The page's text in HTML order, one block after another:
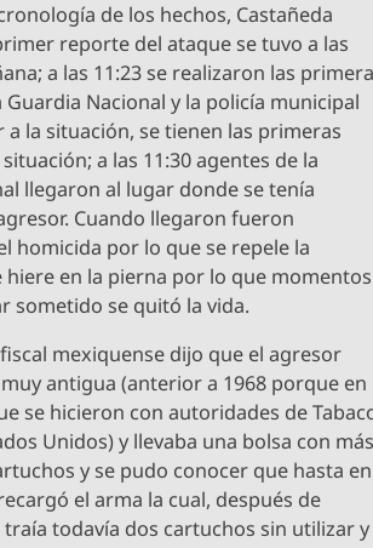
de los hechos, Castañeda
reporte del ataque se tuvo a las
a las 11:23 se realizaron las
Guardia Nacional y la policía municipal
la situación, se tienen las primeras
a las 11:30 agentes de la
llegaron al lugar donde se tenía
Cuando llegaron fueron
homicida por lo que se repele la
hiere en la pierna por lo que momentos
sometido se quitó la vida.
mexiquense dijo que el agresor
antigua (anterior a 1968 porque en
se hicieron con autoridades de
Unidos) y llevaba una bolsa con
y se pudo conocer que hasta en
el arma la cual, después de
todavía dos cartuchos sin utilizar y